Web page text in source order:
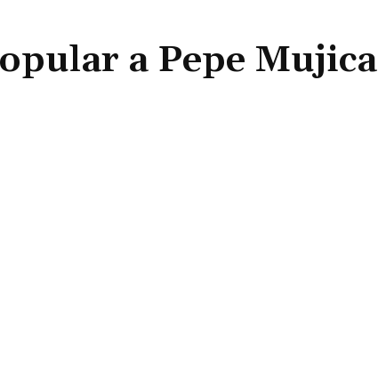
a Pepe Mujica